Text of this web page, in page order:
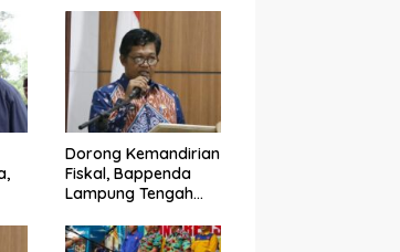
Dorong Kemandirian
Fiskal, Bappenda
Lampung Tengah
PAK-SI 2025